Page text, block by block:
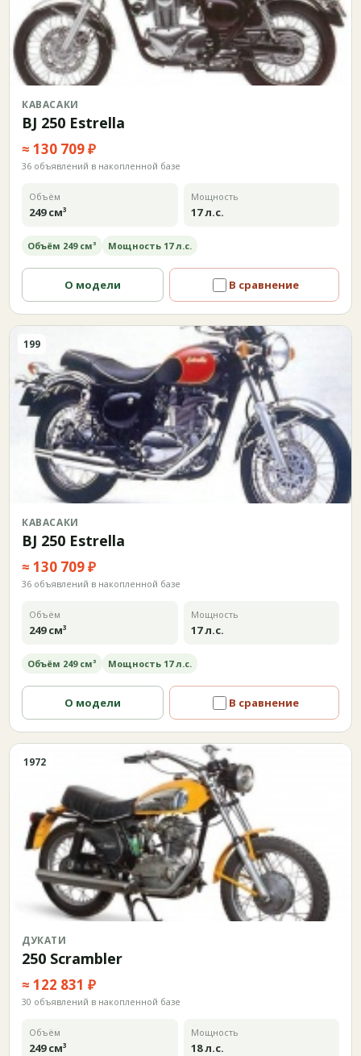
КАВАСАКИ
BJ 250 Estrella
≈ 130 709 ₽
36 объявлений в накопленной базе
Объём
249 см³
Мощность
17 л.с.
Объём 249 см³ Мощность 17 л.с.
О модели В сравнение
199
КАВАСАКИ
BJ 250 Estrella
≈ 130 709 ₽
36 объявлений в накопленной базе
Объём
249 см³
Мощность
17 л.с.
Объём 249 см³ Мощность 17 л.с.
О модели В сравнение
1972
ДУКАТИ
250 Scrambler
≈ 122 831 ₽
30 объявлений в накопленной базе
Объём
249 см³
Мощность
18 л.с.